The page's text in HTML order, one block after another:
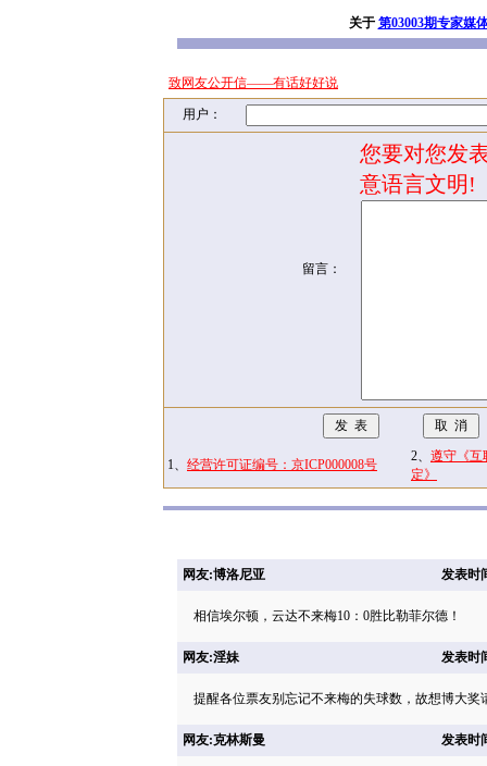
关于 第03003期专家媒
致网友公开信——有话好好说
用户：
留言：
您要对您发
意语言文明!
1、 经营许可证编号：京ICP000008号
2、 遵守《互
定》
网友:博洛尼亚 发表时
相信埃尔顿，云达不来梅10：0胜比勒菲尔德！
网友:淫妹 发表时
提醒各位票友别忘记不来梅的失球数，故想博大奖
网友:克林斯曼 发表时